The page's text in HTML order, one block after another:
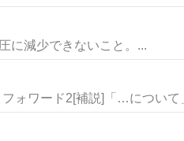
に減少できないこと。...
ォワード2[補説]「…について